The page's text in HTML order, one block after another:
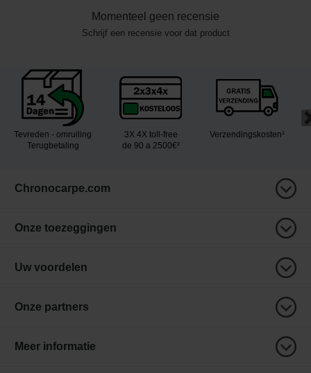
Momenteel geen recensie
Schrijf een recensie voor dat product
Tevreden - omruiling
Terugbetaling
3X 4X toll-free
de 90 a 2500€²
Verzendingskosten¹
Chronocarpe.com
Onze toezeggingen
Uw voordelen
Onze partners
Meer informatie